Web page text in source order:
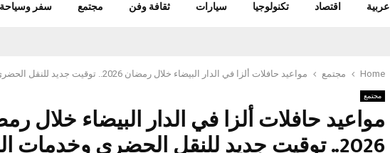
عربية اقتصاد تكنولوجيا سيارات ثقافة وفن مجتمع سفر وسياحة
Home مجتمع مواعيد حافلات ألزا في الدار البيضاء خلال رمضان 2026.. توقيت جديد للنقل الحضري وخدمات الزبناء
مجتمع
مواعيد حافلات ألزا في الدار البيضاء خلال
2026.. توقيت جديد للنقل الحضري وخدمات الزبناء